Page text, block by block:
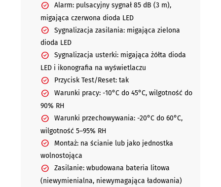
Alarm: pulsacyjny sygnał 85 dB (3 m),
migająca czerwona dioda LED
Sygnalizacja zasilania: migająca zielona
dioda LED
Sygnalizacja usterki: migająca żółta dioda
LED i ikonografia na wyświetlaczu
Przycisk Test/Reset: tak
Warunki pracy: -10°C do 45°C, wilgotność do
90% RH
Warunki przechowywania: -20°C do 60°C,
wilgotność 5–95% RH
Montaż: na ścianie lub jako jednostka
wolnostojąca
Zasilanie: wbudowana bateria litowa
(niewymienialna, niewymagająca ładowania)